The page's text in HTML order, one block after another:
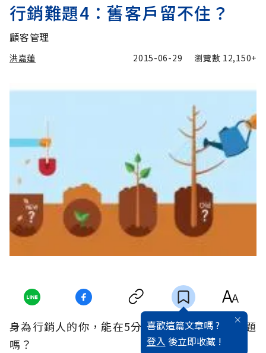
行銷難題4：舊客戶留不住？
顧客管理
洪嘉蓮 2015-06-29 瀏覽數 12,150+
喜歡這篇文章嗎 ?
登入 後立即收藏 !
身為行銷人的你，能在5分鐘內回答出以下的問題
嗎？